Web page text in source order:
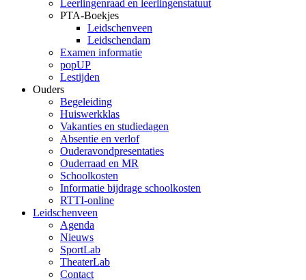
Leerlingenraad en leerlingenstatuut
PTA-Boekjes
Leidschenveen
Leidschendam
Examen informatie
popUP
Lestijden
Ouders
Begeleiding
Huiswerkklas
Vakanties en studiedagen
Absentie en verlof
Ouderavondpresentaties
Ouderraad en MR
Schoolkosten
Informatie bijdrage schoolkosten
RTTI-online
Leidschenveen
Agenda
Nieuws
SportLab
TheaterLab
Contact